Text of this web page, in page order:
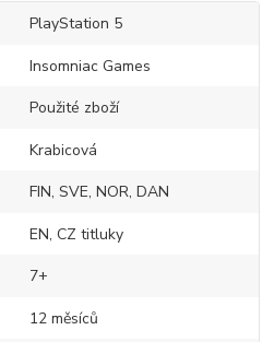
PlayStation 5
Insomniac Games
Použité zboží
Krabicová
FIN, SVE, NOR, DAN
EN, CZ titluky
7+
12 měsíců